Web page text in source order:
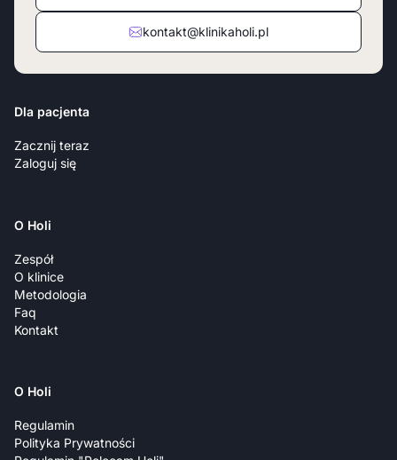
kontakt@klinikaholi.pl
Dla pacjenta
Zacznij teraz
Zaloguj się
O Holi
Zespół
O klinice
Metodologia
Faq
Kontakt
O Holi
Regulamin
Polityka Prywatności